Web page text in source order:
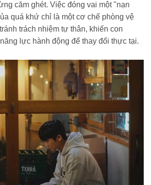
căm ghét. Việc đóng vai một "nạn
quá khứ chỉ là một cơ chế phòng vệ
trách nhiệm tự thân, khiến con
lực hành động để thay đổi thực tại.